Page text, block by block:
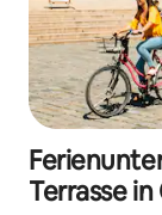
Terrasse